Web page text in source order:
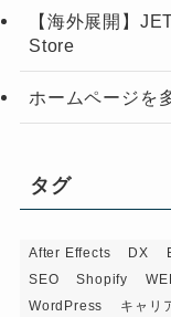
【海外展開】
Store
ホームページを
タグ
After Effects DX
SEO
Shopify
WordPress
キャリ